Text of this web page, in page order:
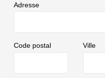
Adresse
Code postal Ville